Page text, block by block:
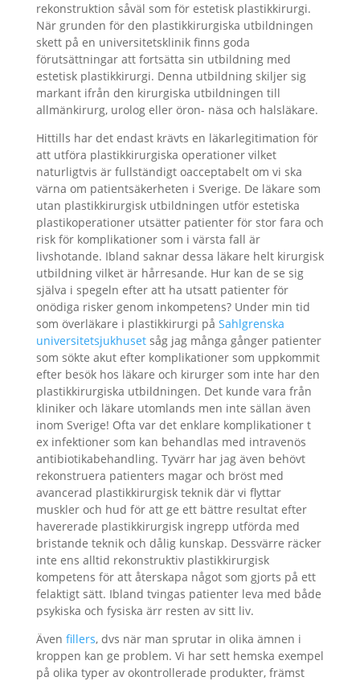
rekonstruktion såväl som för estetisk plastikkirurgi.
När grunden för den plastikkirurgiska utbildningen
skett på en universitetsklinik finns goda
förutsättningar att fortsätta sin utbildning med
estetisk plastikkirurgi. Denna utbildning skiljer sig
markant ifrån den kirurgiska utbildningen till
allmänkirurg, urolog eller öron- näsa och halsläkare.
Hittills har det endast krävts en läkarlegitimation för
att utföra plastikkirurgiska operationer vilket
naturligtvis är fullständigt oacceptabelt om vi ska
värna om patientsäkerheten i Sverige. De läkare som
utan plastikkirurgisk utbildningen utför estetiska
plastikoperationer utsätter patienter för stor fara och
risk för komplikationer som i värsta fall är
livshotande. Ibland saknar dessa läkare helt kirurgisk
utbildning vilket är hårresande. Hur kan de se sig
själva i spegeln efter att ha utsatt patienter för
onödiga risker genom inkompetens? Under min tid
som överläkare i plastikkirurgi på Sahlgrenska
universitetsjukhusetsåg jag många gånger patienter
som sökte akut efter komplikationer som uppkommit
efter besök hos läkare och kirurger som inte har den
plastikkirurgiska utbildningen. Det kunde vara från
kliniker och läkare utomlands men inte sällan även
inom Sverige! Ofta var det enklare komplikationer t
ex infektioner som kan behandlas med intravenös
antibiotikabehandling. Tyvärr har jag även behövt
rekonstruera patienters magar och bröst med
avancerad plastikkirurgisk teknik där vi flyttar
muskler och hud för att ge ett bättre resultat efter
havererade plastikkirurgisk ingrepp utförda med
bristande teknik och dålig kunskap. Dessvärre räcker
inte ens alltid rekonstruktiv plastikkirurgisk
kompetens för att återskapa något som gjorts på ett
felaktigt sätt. Ibland tvingas patienter leva med både
psykiska och fysiska ärr resten av sitt liv.
Även fillers, dvs när man sprutar in olika ämnen i
kroppen kan ge problem. Vi har sett hemska exempel
på olika typer av okontrollerade produkter, främst